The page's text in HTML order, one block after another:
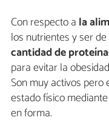
Con respecto a la
los nutrientes y ser
cantidad de
para evitar la
Son muy activos
estado físico
en forma.